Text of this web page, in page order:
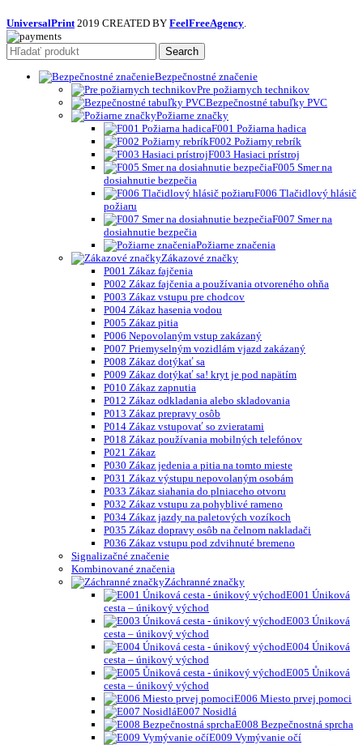
UniversalPrint 2019 CREATED BY FeelFreeAgency
Search
Bezpečnostné značenie
Pre požiarnych technikov
Bezpečnostné tabuľky PVC
Požiarne značky
F001 Požiarna hadica
F002 Požiarny rebrík
F003 Hasiaci prístroj
F005 Smer na
dosiahnutie bezpečia
F006 Tlačidlový hlásič
požiaru
F007 Smer na
dosiahnutie bezpečia
Požiarne značenia
Zákazové značky
P001 Zákaz fajčenia
P002 Zákaz fajčenia a používania otvoreného ohňa
P003 Zákaz vstupu pre chodcov
P004 Zákaz hasenia vodou
P005 Zákaz pitia
P006 Nepovolaným vstup zakázaný
P007 Priemyselným vozidlám vjazd zakázaný
P008 Zákaz dotýkať sa
P009 Zákaz dotýkať sa! kryt je pod napätím
P010 Zákaz zapnutia
P012 Zákaz odkladania alebo skladovania
P013 Zákaz prepravy osôb
P014 Zákaz vstupovať so zvieratami
P018 Zákaz používania mobilných telefónov
P021 Zákaz
P030 Zákaz jedenia a pitia na tomto mieste
P031 Zákaz výstupu nepovolaným osobám
P033 Zákaz siahania do plniaceho otvoru
P032 Zákaz vstupu za pohyblivé rameno
P034 Zákaz jazdy na paletových vozíkoch
P035 Zákaz dopravy osôb na čelnom nakladači
P036 Zákaz vstupu pod zdvihnuté bremeno
Signalizačné značenie
Kombinované značenia
Záchranné značky
E001 Úniková
cesta – únikový východ
E003 Úniková
cesta – únikový východ
E004 Úniková
cesta – únikový východ
E005 Ůniková
cesta – únikový východ
E006 Miesto prvej pomoci
E007 Nosidlá
E008 Bezpečnostná sprcha
E009 Vymývanie očí